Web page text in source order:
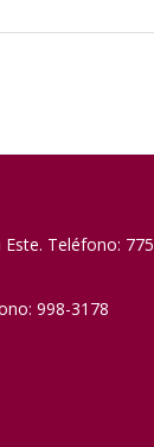
Este. Teléfono:
998-3178